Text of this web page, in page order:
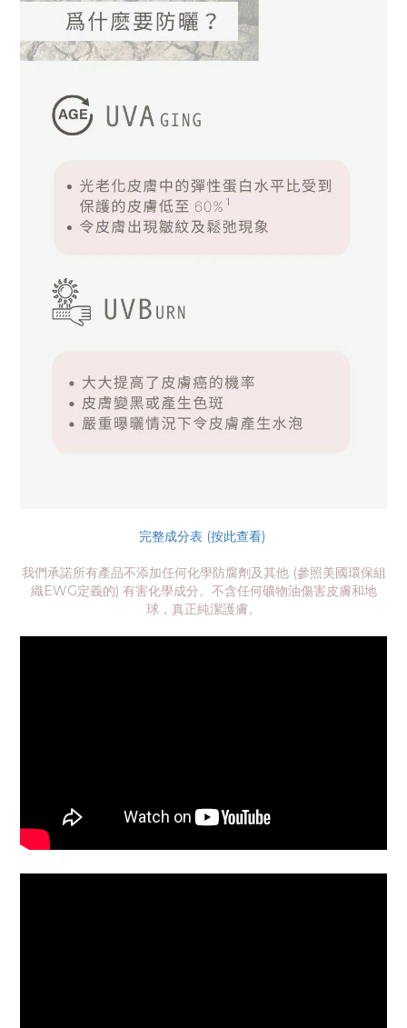
完整成分表 (按此查看)
我們承諾所有產品不添加任何化學防腐劑及其他 (參照美國環保組
織EWG定義的) 有害化學成分。不含任何礦物油傷害皮膚和地
球，真正純潔護膚。